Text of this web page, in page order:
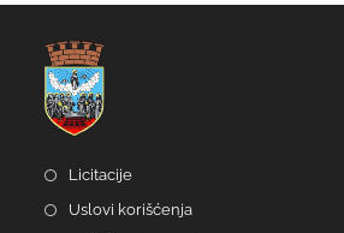
Licitacije
Uslovi korišćenja